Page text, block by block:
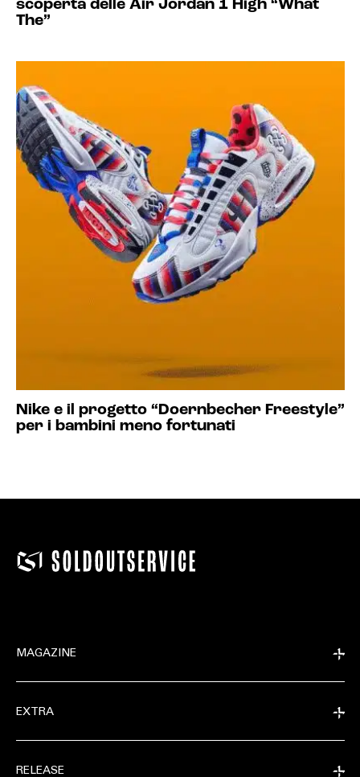
scoperta delle Air Jordan 1 High “What
The”
Nike e il progetto “Doernbecher Freestyle”
per i bambini meno fortunati
MAGAZINE
EXTRA
RELEASE